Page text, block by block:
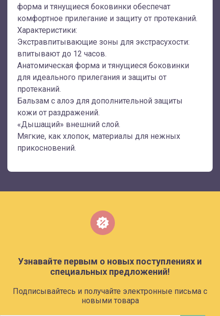
форма и тянущиеся боковинки обеспечат
комфортное прилегание и защиту от протеканий.
Характеристики:
Экстравпитывающие зоны для экстрасухости:
впитывают до 12 часов.
Анатомическая форма и тянущиеся боковинки
для идеального прилегания и защиты от
протеканий.
Бальзам с алоэ для дополнительной защиты
кожи от раздражений.
«Дышащий» внешний слой.
Мягкие, как хлопок, материалы для нежных
прикосновений.
Узнавайте первым о новых поступлениях и
специальных предложений!
Подписывайтесь и получайте электронные письма с
новыми товара